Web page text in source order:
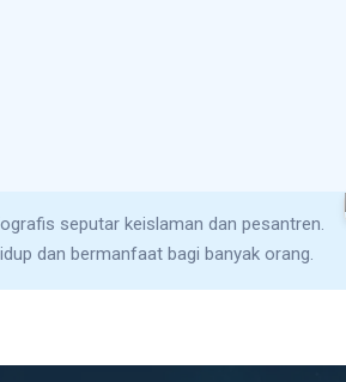
seputar keislaman dan pesantren.
dan bermanfaat bagi banyak orang.